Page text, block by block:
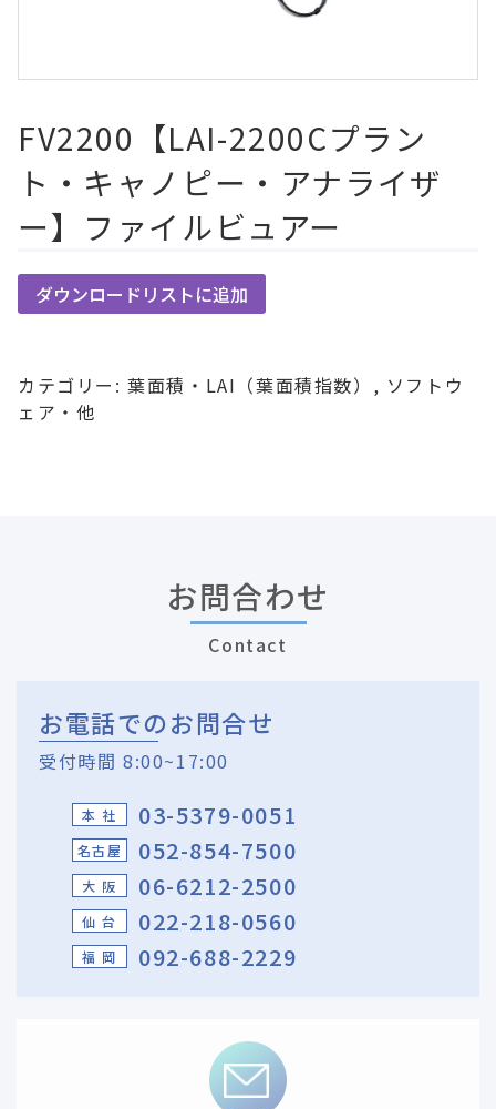
FV2200【LAI-2200Cプラン
ト・キャノピー・アナライザ
ー】ファイルビュアー
ダウンロードリストに追加
カテゴリー:葉面積・LAI（葉面積指数） , ソフトウ
ェア・他
お問合わせ
Contact
お電話でのお問合せ
受付時間 8:00~17:00
本 社 03-5379-0051
名古屋 052-854-7500
大 阪 06-6212-2500
仙 台 022-218-0560
福 岡 092-688-2229